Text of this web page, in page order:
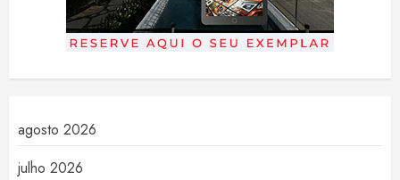
agosto 2026
julho 2026